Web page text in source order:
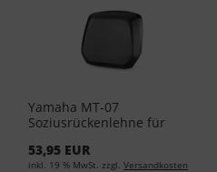
Yamaha MT-07
Soziusrückenlehne für
F84U0-00-00
53,95 EUR
inkl. 19 % MwSt. zzgl. Versandkosten